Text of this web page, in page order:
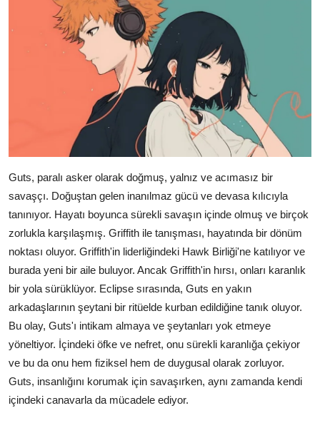
Guts, paralı asker olarak doğmuş, yalnız ve acımasız bir
savaşçı. Doğuştan gelen inanılmaz gücü ve devasa kılıcıyla
tanınıyor. Hayatı boyunca sürekli savaşın içinde olmuş ve birçok
zorlukla karşılaşmış. Griffith ile tanışması, hayatında bir dönüm
noktası oluyor. Griffith'in liderliğindeki Hawk Birliği'ne katılıyor ve
burada yeni bir aile buluyor. Ancak Griffith'in hırsı, onları karanlık
bir yola sürüklüyor. Eclipse sırasında, Guts en yakın
arkadaşlarının şeytani bir ritüelde kurban edildiğine tanık oluyor.
Bu olay, Guts'ı intikam almaya ve şeytanları yok etmeye
yöneltiyor. İçindeki öfke ve nefret, onu sürekli karanlığa çekiyor
ve bu da onu hem fiziksel hem de duygusal olarak zorluyor.
Guts, insanlığını korumak için savaşırken, aynı zamanda kendi
içindeki canavarla da mücadele ediyor.